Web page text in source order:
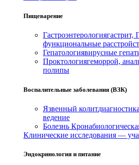
Пищеварение
Гастроэнтерология
функциональные
Гепатологиявирусные
Проктологиягеморрой,
полипы
Воспалительные заболевания (ВЗК)
Язвенный колит
ведение
Болезнь Крона
Клинические исследования —
Эндокринология и питание